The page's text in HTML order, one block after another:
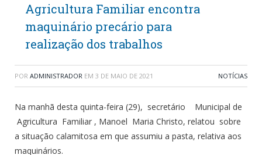
Agricultura Familiar encontra
maquinário precário para
realização dos trabalhos
POR ADMINISTRADOR EM 3 DE MAIO DE 2021 NOTÍCIAS
Na manhã desta quinta-feira (29), secretário Municipal de
Agricultura Familiar , Manoel Maria Christo, relatou sobre
a situação calamitosa em que assumiu a pasta, relativa aos
maquinários.